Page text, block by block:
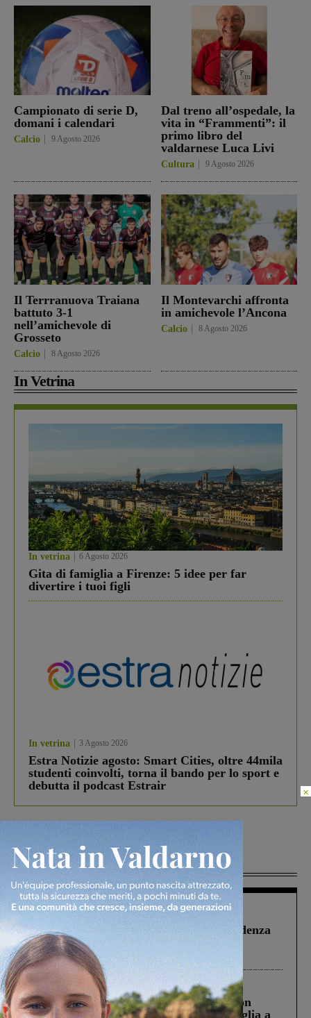
Campionato di serie D,
domani i calendari
Calcio 9 Agosto 2026
Dal treno all’ospedale, la
vita in “Frammenti”: il
primo libro del
valdarnese Luca Livi
Cultura 9 Agosto 2026
Il Terrranuova Traiana
battuto 3-1
nell’amichevole di
Grosseto
Calcio 8 Agosto 2026
Il Montevarchi affronta
in amichevole l’Ancona
Calcio 8 Agosto 2026
In Vetrina
In vetrina 6 Agosto 2026
Gita di famiglia a Firenze: 5 idee per far
divertire i tuoi figli
In vetrina 3 Agosto 2026
Estra Notizie agosto: Smart Cities, oltre 44mila
studenti coinvolti, torna il bando per lo sport e
debutta il podcast Estrair
Più lette
Figline Incisa Valdarno 1 Agosto 2026
Piscina di Figline finanziata oltre la scadenza
Pnrr, il gruppo di Fratelli d’Italia: “Un
ringraziamento al Governo”
Cronaca 3 Agosto 2026
Scomparso da una struttura di Castiglion
Fiorentino l’uomo che aveva ucciso la figlia a
×